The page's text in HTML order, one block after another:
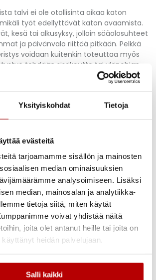
Yksityiskohdat Tietoja
evästeitä
tarjoamamme sisällön ja mainosten
median ominaisuuksien
analysoimiseen. Lisäksi
median, mainosalan ja analytiikka-
tietoja siitä, miten käytät
voivat yhdistää näitä
joita olet antanut heille tai joita on
heidän palvelujaan.
Salli kaikki
talvi ei ole otollisinta aikaa katon
työt edellyttävät katon avaamista.
kesä tai alkusyksy, jolloin sääolosuhteet
ja päivänvalo riittää pitkään. Pelkkä
voidaan kuitenkin toteuttaa myös
tehdään sisäkautta tai yläpohjan
ilman vesikaton avaamista.
tilanteissa:
lämmityskustannukset ovat korkeita
katto on yli 20 vuotta vanha
on havaittavissa vedontunnetta
kattoremonttia tai muita katon
korjaustöitä
tarkistaa säännöllisesti, jotta
havaitaan ajoissa. Katon kuntoarvio
onko lisäeristys ajankohtaista ja
muihin tarpeellisiin korjaustöihin.
lisäeristystyö
sisältää?